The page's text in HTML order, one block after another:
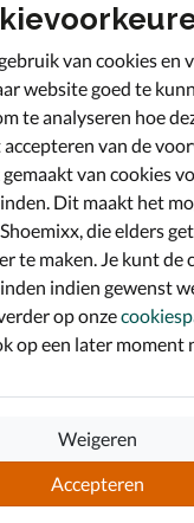
wreef is gemaakt van
zonder scherpe
gevormd
en demping
gebruikt voor het
rubberen zool met
Slippers
van cookies en
website goed te
te analyseren hoe
van de
van cookies
Dit maakt het
die elders
te maken. Je kunt de
indien gewenst
op onze
op een later moment
Accepteren
Weigeren